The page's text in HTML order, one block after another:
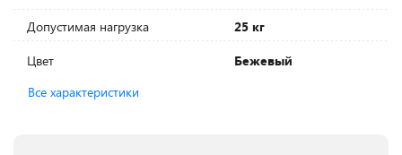
Допустимая нагрузка
25 кг
Цвет
Бежевый
Все характеристики